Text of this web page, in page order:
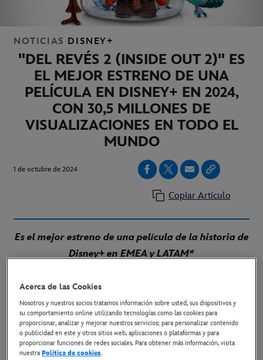
NOTICIAS DISNEY+
"DEL REVÉS 2 (INSIDE OUT 2)" ES
EL MEJOR ESTRENO DE UNA
PELÍCULA EN DISNEY+ EN 2024,
CON 30,5 MILLONES DE
VISUALIZACIONES EN TODO EL
MUNDO
1 de octubre de 2024
Copiar Artículo
Es el mejor estreno de una película de la historia de
Disney+ en EMEA y LATAM*
(Inside Out 2)"de Disney y Pixar -la película
animada más taquillera de todos los tiempos- sigue
batiendo récords en suestreno en Disney+.
Acerca de las Cookies
Nosotros y nuestros socios tratamos información sobre usted, sus dispositivos y
su comportamiento online utilizando tecnologías como las cookies para
proporcionar, analizar y mejorar nuestros servicios; para personalizar contenido
o publicidad en este y otros sitios web, aplicaciones o plataformas y para
proporcionar funciones de redes sociales. Para obtener más información, visita
nuestraPolítica de cookies.